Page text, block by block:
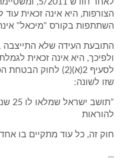
לאחר חודש 5/
הצורפות, היא אינה זכאית עוד
השתתפות בקורס "מיכאל"
התובעת העידה שלא
ולפיכך, היא אינה זכאית
שזו לשונה:
להוראות
חוק זה, כל עוד מתקיים בו
...